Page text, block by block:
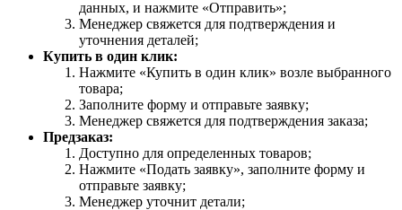
данных, и нажмите «Отправить»;
Менеджер свяжется для подтверждения и
уточнения деталей;
Купить в один клик:
Нажмите «Купить в один клик» возле выбранного
товара;
Заполните форму и отправьте заявку;
Менеджер свяжется для подтверждения заказа;
Предзаказ:
Доступно для определенных товаров;
Нажмите «Подать заявку», заполните форму и
отправьте заявку;
Менеджер уточнит детали;